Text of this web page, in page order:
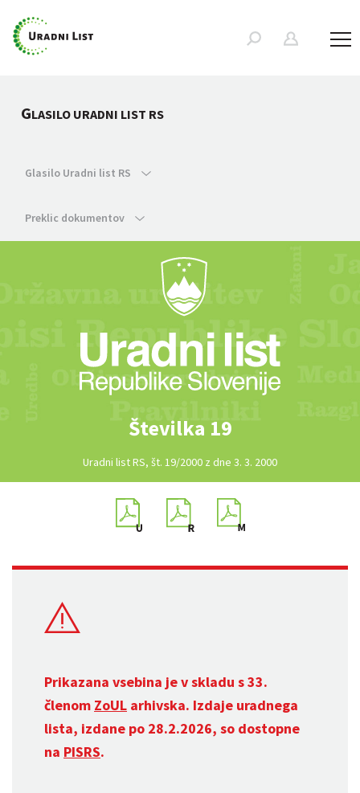
GLASILO URADNI LIST RS
Glasilo Uradni list RS
Preklic dokumentov
Številka 19
Uradni list RS, št. 19/2000 z dne 3. 3. 2000
Prikazana vsebina je v skladu s 33.
členom ZoUL arhivska. Izdaje uradnega
lista, izdane po 28.2.2026, so dostopne
na PISRS.